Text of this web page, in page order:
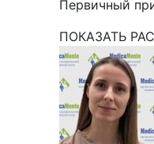
Первичный
ПОКАЗАТЬ